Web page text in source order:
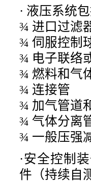
· 液压系统
¾ 进口过滤
¾ 伺服控制
¾ 电子联络
¾ 燃料和气
¾ 连接管
¾ 加气管道
¾ 气体分离
¾ 一般压强
·安全控制
件（持续自